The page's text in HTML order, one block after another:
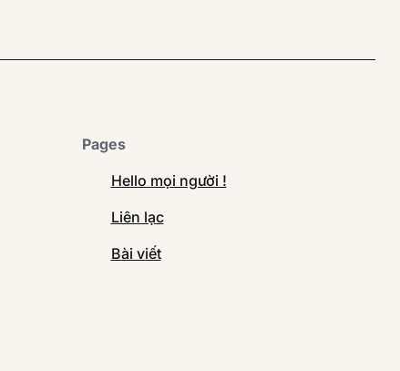
Pages
Hello mọi người !
Liên lạc
Bài viết